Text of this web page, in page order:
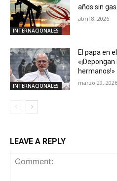
INTERNACIONALES
años sin
abril 8, 2026
INTERNACIONALES
El papa en
hermanos!»
marzo 29, 2026
LEAVE A REPLY